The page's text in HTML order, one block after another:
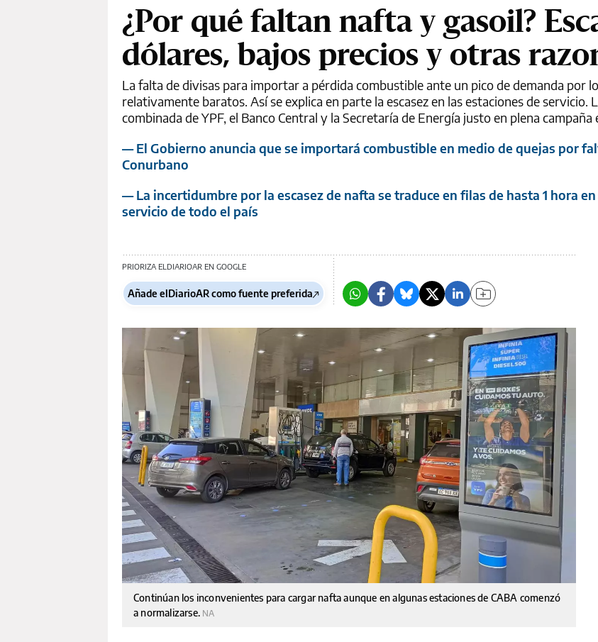
¿Por qué faltan nafta y gasoil?
dólares, bajos precios y otras
La falta de divisas para importar a pérdida combustible ante un pico de demanda por
relativamente baratos. Así se explica en parte la escasez en las estaciones de servicio.
combinada de YPF, el Banco Central y la Secretaría de Energía justo en plena campaña
— El Gobierno anuncia que se importará combustible en medio de quejas por
Conurbano
— La incertidumbre por la escasez de nafta se traduce en filas de hasta 1 hora
servicio de todo el país
PRIORIZA ELDIARIOAR EN GOOGLE
Añade elDiarioAR como fuente preferida
Continúan los inconvenientes para cargar nafta aunque en algunas estaciones de CABA comenzó
a normalizarse. NA